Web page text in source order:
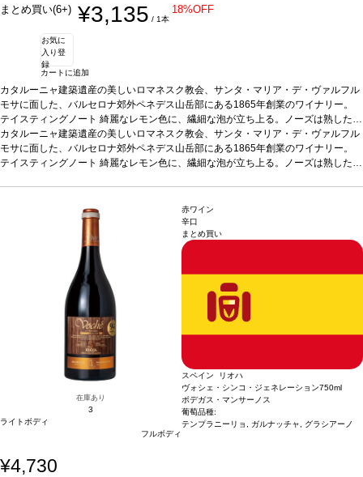
まとめ買い(6+) ¥3,135 / 1本
18%OFF
お気に
入り登
録
カートに追加
カタルーニャ建築遺産の美しいロマネスク教会、サンタ・マリア・デ・ヴァルフル
モサに面した、バルセロナ郊外ペネデス山岳部にある1865年創業のワイナリー。
テイスティングノート 綺麗なレモン色に、繊細な泡が立ち上る。ノーズは熟した白
果実（黄色リンゴ）を示し、熟成によるアーモンドのニュアンスと絡み合う。口に
含むと、心地よい滑らかさが広がり、熟した果実味を感じる。柔らかいナッツやペ
イストリーが表れ、エレガントで長い余韻のフィニッシュへと導かれる。合う料理
ヴィンテージが在庫切れの場合、在庫があり価格が同様の場合は自動的に次のヴィ
ンテージに変更されます、ご了承ください。
カタルーニャ建築遺産の美しいロマネスク教会、サンタ・マリア・デ・ヴァルフル
モサに面した、バルセロナ郊外ペネデス山岳部にある1865年創業のワイナリー。
テイスティングノート 綺麗なレモン色に、繊細な泡が立ち上る。ノーズは熟した白
イストリーが表れ、エレガントで長い余韻のフィニッシュへと導かれる。
きのこのリゾット、ラヴィオリ、魚とバターソースなどと好相性
ッロ 40%、マカベオ 30%、パレリャーダ 30％認証
ヴィンテージが在庫切れの場合、在庫があり価格が同様の場合は自動的に次のヴィ
ンテージに変更されます、ご了承ください。
在庫あり
3
ライトボディ
フルボディ
赤ワイン
辛口
まとめ買い
スペイン リオハ
ヴォシェ・シンコ・ジェネレーション750ml
ボデガス・マンサーノス
葡萄品種:
テンプラニーリョ, ガルナッチャ, グラシアーノ
¥4,730